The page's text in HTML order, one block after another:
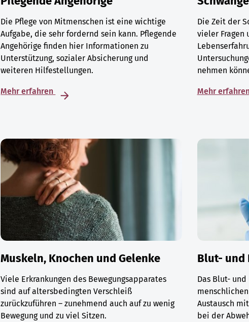
Die Pflege von Mitmenschen ist eine wichtige
Aufgabe, die sehr fordernd sein kann. Pflegende
Angehörige finden hier Informationen zu
Unterstützung, sozialer Absicherung und
weiteren Hilfestellungen.
Mehr erfahren
Die Zeit der
vieler Fragen
nehmen
Mehr
Muskeln, Knochen und Gelenke
Viele Erkrankungen des Bewegungsapparates
sind auf altersbedingten Verschleiß
zurückzuführen – zunehmend auch auf zu wenig
Bewegung und zu viel Sitzen.
Blut- und
Das Blut-
Austausch
bei der